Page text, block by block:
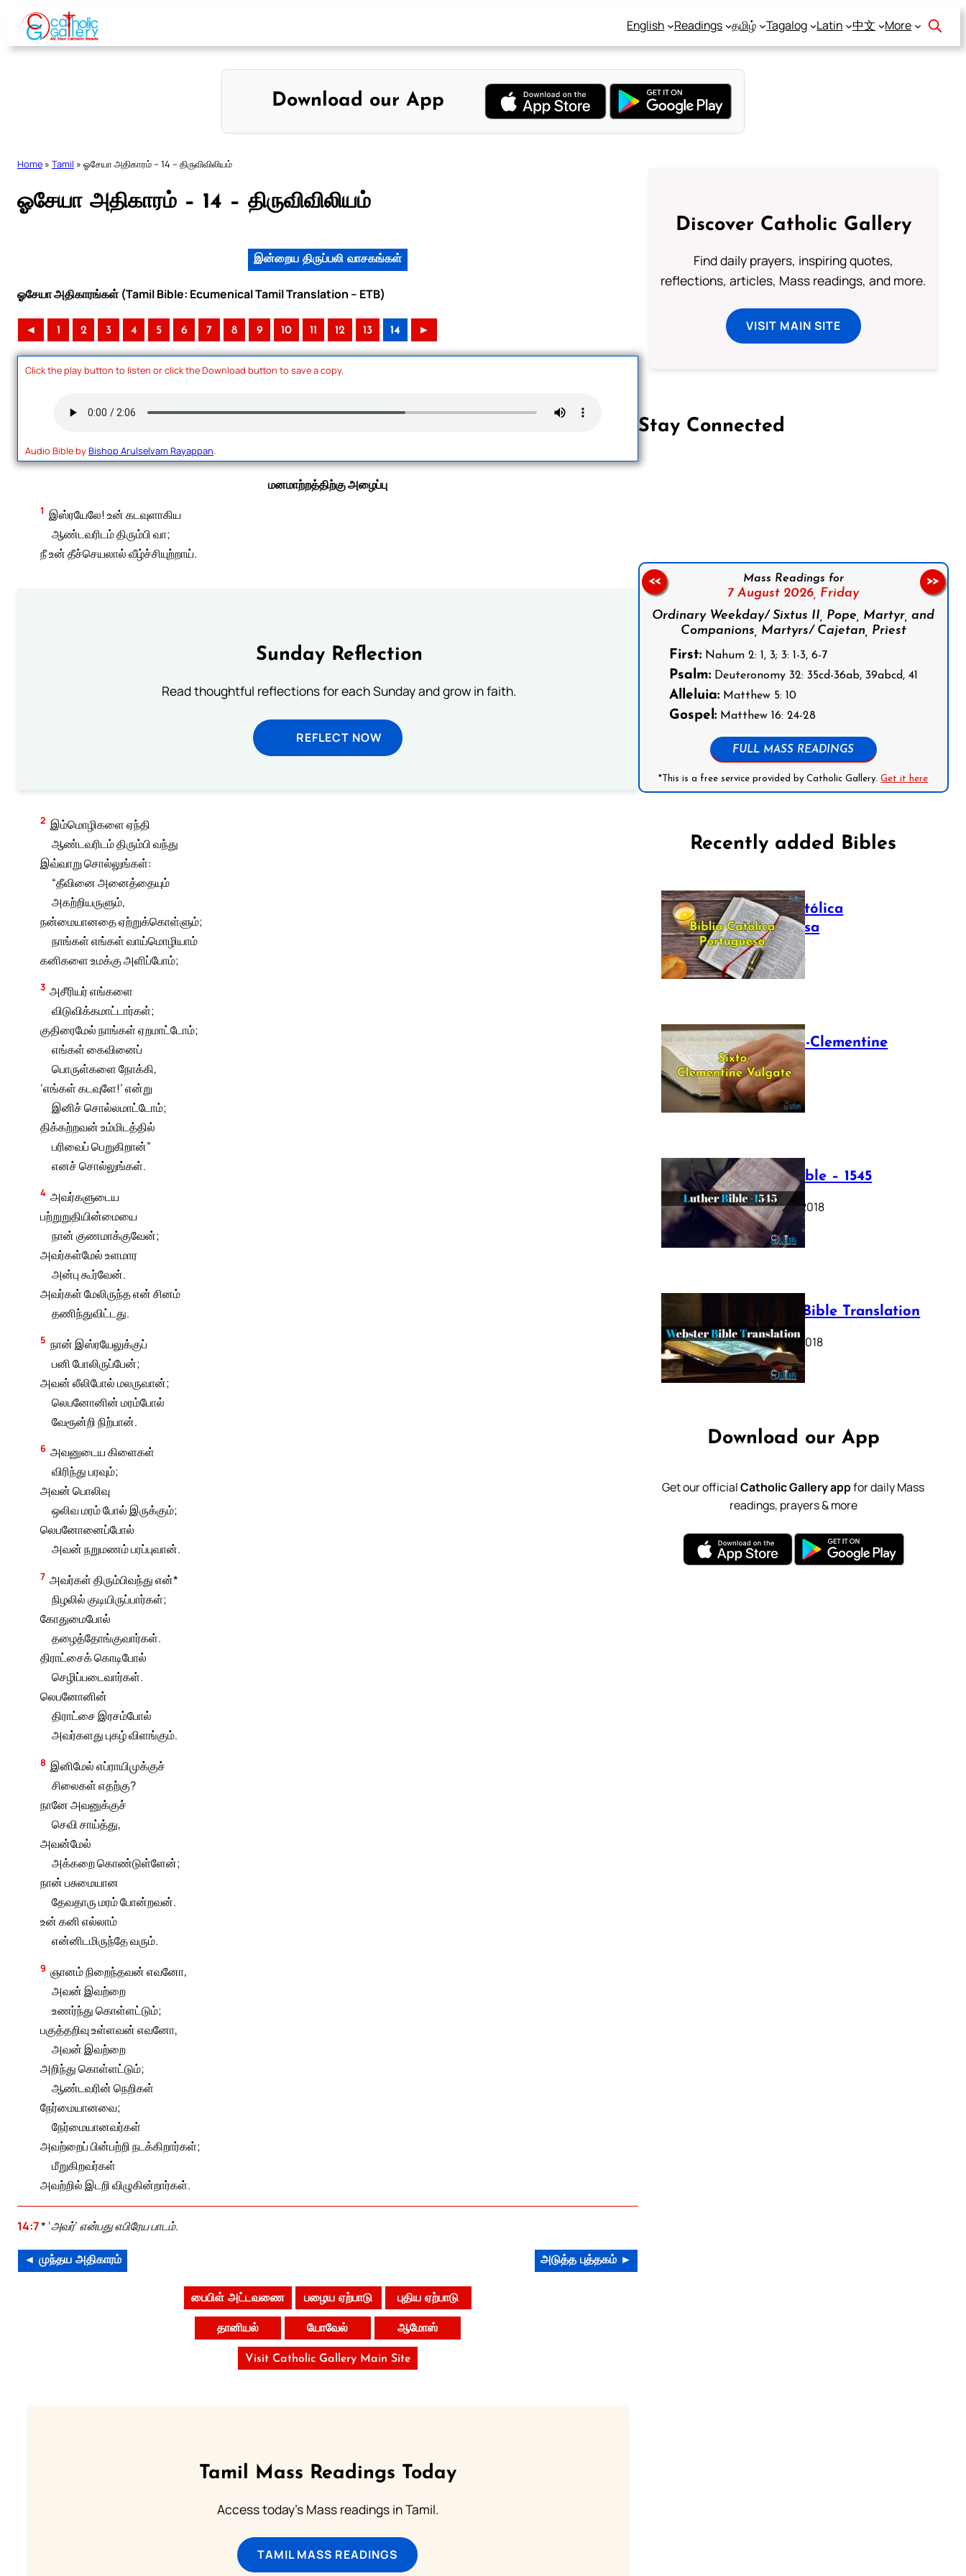
Skip
content
English Readings தமிழ் Tagalog Latin 中文 More
Download our App
Home » Tamil » ஓசேயா அதிகாரம் – 14 – திருவிவிலியம்
ஓசேயா அதிகாரம் – 14 – திருவிவிலியம்
இன்றைய திருப்பலி வாசகங்கள்
ஓசேயா அதிகாரங்கள் (Tamil Bible: Ecumenical Tamil Translation – ETB)
◄ 1 2 3 4 5 6 7 8 9 10 11 12 13 14 ►
Click the play button to listen or click the Download button to save a copy.
Audio Bible byBishop Arulselvam Rayappan.
மனமாற்றத்திற்கு அழைப்பு
1 இஸ்ரயேலே! உன் கடவுளாகிய
ஆண்டவரிடம் திரும்பி வா;
நீ உன் தீச்செயலால் வீழ்ச்சியுற்றாய்.
Sunday Reflection
Read thoughtful reflections for each Sunday and grow in faith.
REFLECT NOW
2 இம்மொழிகளை ஏந்தி
ஆண்டவரிடம் திரும்பி வந்து
இவ்வாறு சொல்லுங்கள்:
“தீவினை அனைத்தையும்
அகற்றியருளும்,
நன்மையானதை ஏற்றுக்கொள்ளும்;
நாங்கள் எங்கள் வாய்மொழியாம்
கனிகளை உமக்கு அளிப்போம்;
3 அசீரியர் எங்களை
விடுவிக்கமாட்டார்கள்;
குதிரைமேல் நாங்கள் ஏறமாட்டோம்;
எங்கள் கைவினைப்
பொருள்களை நோக்கி,
‘எங்கள் கடவுளே!’ என்று
இனிச் சொல்லமாட்டோம்;
திக்கற்றவன் உம்மிடத்தில்
பரிவைப் பெறுகிறான்”
எனச் சொல்லுங்கள்.
4 அவர்களுடைய
பற்றுறுதியின்மையை
நான் குணமாக்குவேன்;
அவர்கள்மேல் உளமார
அன்பு கூர்வேன்.
அவர்கள் மேலிருந்த என் சினம்
தணிந்துவிட்டது.
5 நான் இஸ்ரயேலுக்குப்
பனி போலிருப்பேன்;
அவன் லீலிபோல் மலருவான்;
லெபனோனின் மரம்போல்
வேரூன்றி நிற்பான்.
6 அவனுடைய கிளைகள்
விரிந்து பரவும்;
அவன் பொலிவு
ஒலிவ மரம் போல் இருக்கும்;
லெபனோனைப்போல்
அவன் நறுமணம் பரப்புவான்.
7 அவர்கள் திரும்பிவந்து என்*
நிழலில் குடியிருப்பார்கள்;
கோதுமைபோல்
தழைத்தோங்குவார்கள்.
திராட்சைக் கொடிபோல்
செழிப்படைவார்கள்.
லெபனோனின்
திராட்சை இரசம்போல்
அவர்களது புகழ் விளங்கும்.
8 இனிமேல் எப்ராயிமுக்குச்
சிலைகள் எதற்கு?
நானே அவனுக்குச்
செவி சாய்த்து,
அவன்மேல்
அக்கறை கொண்டுள்ளேன்;
நான் பசுமையான
தேவதாரு மரம் போன்றவன்.
உன் கனி எல்லாம்
என்னிடமிருந்தே வரும்.
9 ஞானம் நிறைந்தவன் எவனோ,
அவன் இவற்றை
உணர்ந்து கொள்ளட்டும்;
பகுத்தறிவு உள்ளவன் எவனோ,
அவன் இவற்றை
அறிந்து கொள்ளட்டும்;
ஆண்டவரின் நெறிகள்
நேர்மையானவை;
நேர்மையானவர்கள்
அவற்றைப் பின்பற்றி நடக்கிறார்கள்;
மீறுகிறவர்கள்
அவற்றில் இடறி விழுகின்றார்கள்.
14:7* ‘அவர்’ என்பது எபிரேய பாடம்.
◄ முந்தய அதிகாரம் அடுத்த புத்தகம் ►
பைபிள் அட்டவணை பழைய ஏற்பாடு புதிய ஏற்பாடு
தானியல் யோவேல் ஆமோஸ்
Visit Catholic Gallery Main Site
Tamil Mass Readings Today
Access today's Mass readings in Tamil.
TAMIL MASS READINGS
Discover Catholic Gallery
Find daily prayers, inspiring quotes,
reflections, articles, Mass readings, and more.
VISIT MAIN SITE
Stay Connected
Mass Readings for
7 August 2026, Friday
Ordinary Weekday/ Sixtus II, Pope, Martyr, and
Companions, Martyrs/ Cajetan, Priest
First:Nahum 2: 1, 3; 3: 1-3, 6-7
Psalm:Deuteronomy 32: 35cd-36ab, 39abcd, 41
Alleluia:Matthew 5: 10
Gospel:Matthew 16: 24-28
FULL MASS READINGS
*This is a free service provided by Catholic Gallery.Get it here
<< >>
Recently added Bibles
Bíblia Católica
Portuguesa
July 16, 2025
The Sixto-Clementine
Vulgate
July 12, 2025
Luther Bible – 1545
October 17, 2018
Webster Bible Translation
October 11, 2018
Download our App
Get our officialCatholic Gallery appfor daily Mass
readings, prayers & more